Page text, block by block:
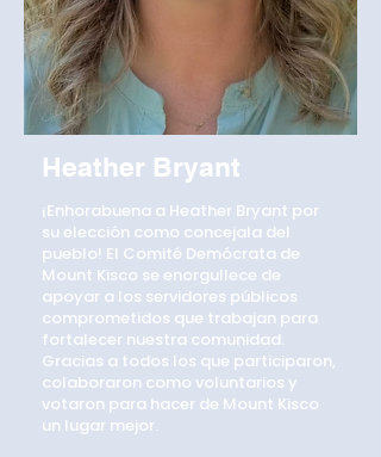
¡Enhorabuena a Heather Bryant por
su elección como concejala del
pueblo! El Comité Demócrata de
Mount Kisco se enorgullece de
apoyar a los servidores públicos
comprometidos que trabajan para
fortalecer nuestra comunidad.
Gracias a todos los que participaron,
colaboraron como voluntarios y
votaron para hacer de Mount Kisco
un lugar mejor.
Heather Bryant